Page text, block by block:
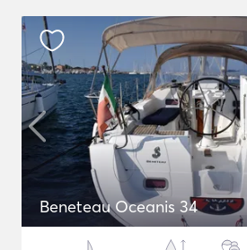
Beneteau Oceanis 34